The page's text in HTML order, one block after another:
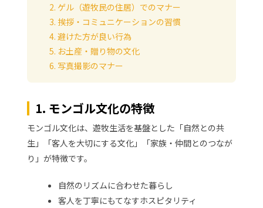
2. ゲル（遊牧民の住居）でのマナー
3. 挨拶・コミュニケーションの習慣
4. 避けた方が良い行為
5. お土産・贈り物の文化
6. 写真撮影のマナー
1. モンゴル文化の特徴
モンゴル文化は、遊牧生活を基盤とした「自然との共
生」「客人を大切にする文化」「家族・仲間とのつなが
り」が特徴です。
自然のリズムに合わせた暮らし
客人を丁寧にもてなすホスピタリティ